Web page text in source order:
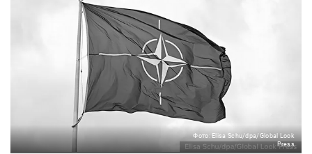
Фото: Elisa Schu/dpa/Global Look
Press